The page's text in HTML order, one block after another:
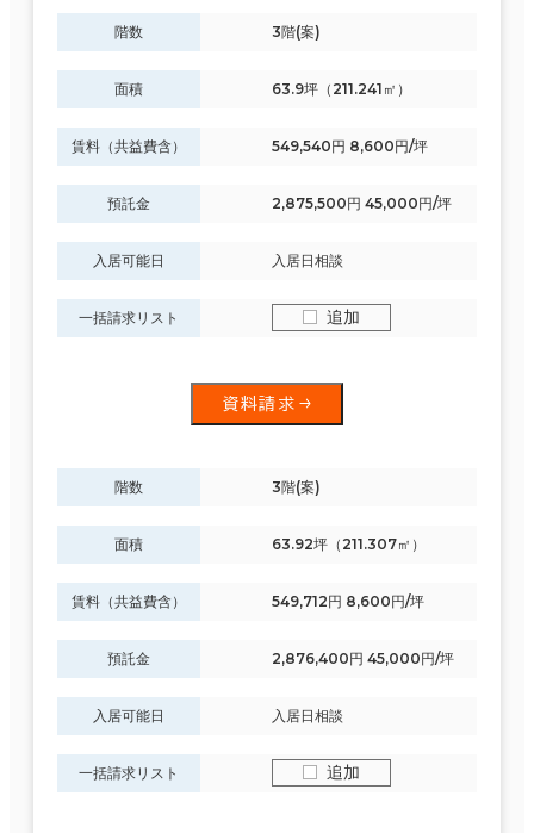
階数 3階(案)
面積 63.9坪（211.241㎡）
賃料（共益費含） 549,540円 8,600円/坪
預託金 2,875,500円 45,000円/坪
入居可能日 入居日相談
一括請求リスト 追加
資料請求
階数 3階(案)
面積 63.92坪（211.307㎡）
賃料（共益費含） 549,712円 8,600円/坪
預託金 2,876,400円 45,000円/坪
入居可能日 入居日相談
一括請求リスト 追加
西区
神奈川区 (105)
保土ヶ谷区 (14)
(11)
南区
横浜市他の区 (69)
該当数 7室(5棟)
駅徒歩
5分以内
10分以内
即入居可能
3か月以内
６か月以上
築年数
建築中
5年以内